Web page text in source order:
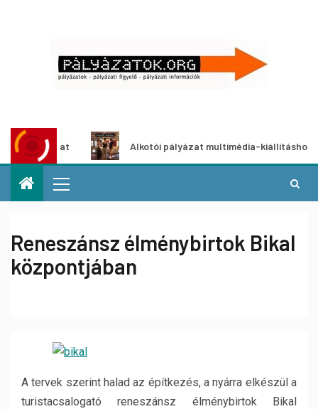
Alkotói pályázat multimédia-kiállításhoz
Reneszánsz élménybirtok Bikal
központjában
A tervek szerint halad az építkezés, a nyárra elkészül a
turistacsalogató reneszánsz élménybirtok Bikal